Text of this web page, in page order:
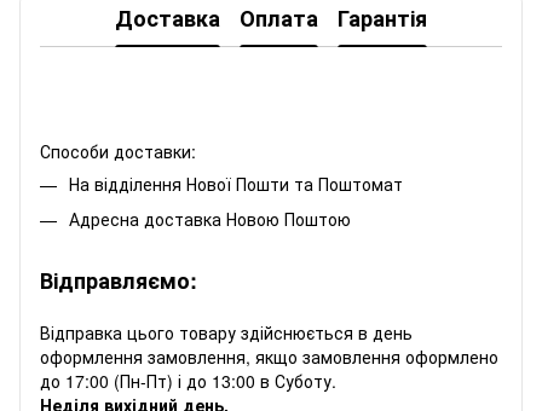
Доставка Оплата Гарантія
Способи доставки:
На відділення Нової Пошти та Поштомат
Адресна доставка Новою Поштою
Відправляємо:
Відправка цього товару здійснюється в день
оформлення замовлення, якщо замовлення оформлено
до 17:00 (Пн-Пт) і до 13:00 в Суботу.
Неділя вихідний день.